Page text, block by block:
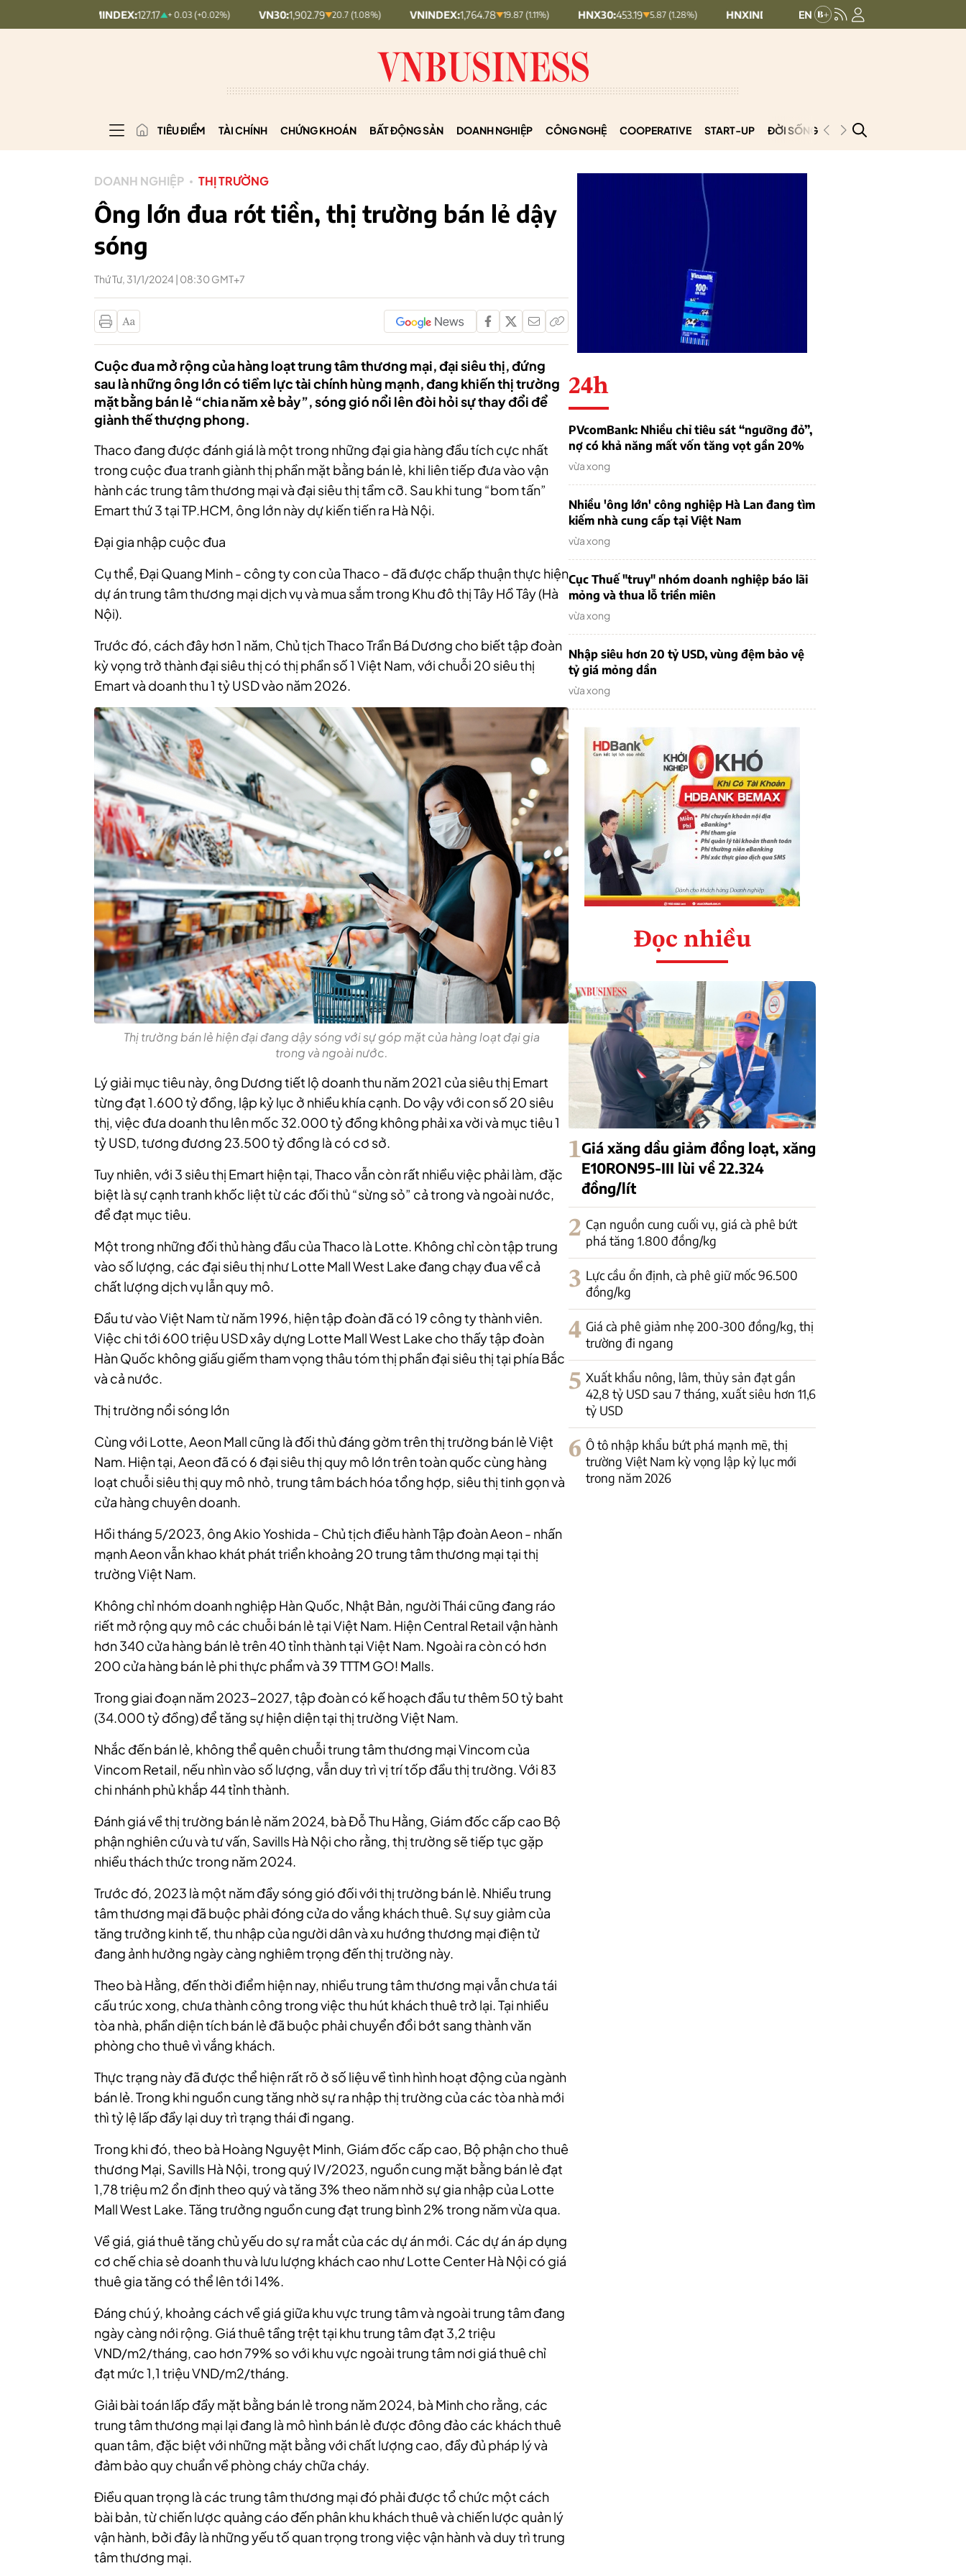
127.17 + 0.03 (+0.02%) VN30: 1,902.79 20.7 (1.08%) VNINDEX: 1,764.78 19.87 (1.11%) HNX30: 453.19 5.87 (1.28%) HNXINDEX:292.64 8.56 (2.84%) UPCOMINDEX:
TIÊU ĐIỂM TÀI CHÍNH CHỨNG KHOÁN BẤT ĐỘNG SẢN DOANH NGHIỆP CÔNG NGHỆ COOPERATIVE START-UP ĐỜI SỐNG PODCAST
DOANH NGHIỆP THỊ TRƯỜNG
Ông lớn đua rót tiền, thị trường bán lẻ dậy
sóng
Thứ Tư, 31/1/2024 | 08:30 GMT+7
Cuộc đua mở rộng của hàng loạt trung tâm thương mại, đại siêu thị, đứng
sau là những ông lớn có tiềm lực tài chính hùng mạnh, đang khiến thị trường
mặt bằng bán lẻ “chia năm xẻ bảy”, sóng gió nổi lên đòi hỏi sự thay đổi để
giành thế thượng phong.
Thaco đang được đánh giá là một trong những đại gia hàng đầu tích cực nhất
trong cuộc đua tranh giành thị phần mặt bằng bán lẻ, khi liên tiếp đưa vào vận
hành các trung tâm thương mại và đại siêu thị tầm cỡ. Sau khi tung “bom tấn”
Emart thứ 3 tại TP.HCM, ông lớn này dự kiến tiến ra Hà Nội.
Đại gia nhập cuộc đua
Cụ thể, Đại Quang Minh - công ty con của Thaco - đã được chấp thuận thực hiện
dự án trung tâm thương mại dịch vụ và mua sắm trong Khu đô thị Tây Hồ Tây (Hà
Nội).
Trước đó, cách đây hơn 1 năm, Chủ tịch Thaco Trần Bá Dương cho biết tập đoàn
kỳ vọng trở thành đại siêu thị có thị phần số 1 Việt Nam, với chuỗi 20 siêu thị
Emart và doanh thu 1 tỷ USDvào năm 2026.
Thị trường bán lẻ hiện đại đang dậy sóng với sự góp mặt của hàng loạt đại gia
trong và ngoài nước.
Lý giải mục tiêu này, ông Dương tiết lộ doanh thu năm 2021 của siêu thị Emart
từng đạt1.600 tỷ đồng, lập kỷ lục ở nhiều khía cạnh. Do vậy với con số 20 siêu
thị, việc đưa doanh thu lên mốc 32.000 tỷ đồng không phải xa vời và mục tiêu1
tỷ USD, tương đương 23.500 tỷ đồng là có cơ sở.
Tuy nhiên, với 3 siêu thị Emart hiện tại, Thaco vẫn còn rất nhiều việc phải làm, đặc
biệt là sự cạnh tranh khốc liệt từ các đối thủ “sừng sỏ” cả trong và ngoài nước,
để đạt mục tiêu.
Một trong những đối thủ hàng đầu của Thaco là Lotte. Không chỉ còn tập trung
vào số lượng, các đại siêu thị như Lotte Mall West Lake đang chạy đua về cả
chất lượng dịch vụ lẫn quy mô.
Đầu tư vào Việt Nam từ năm 1996, hiện tập đoàn đã có 19 công ty thành viên.
Việc chi tới 600 triệu USDxây dựng Lotte Mall West Lake cho thấy tập đoàn
Hàn Quốc không giấu giếm tham vọng thâu tóm thị phần đại siêu thị tại phía Bắc
và cả nước.
Thị trường nổi sóng lớn
Cùng với Lotte, Aeon Mall cũng là đối thủ đáng gờm trên thị trường bán lẻ Việt
Nam. Hiện tại, Aeon đã có 6 đại siêu thị quy mô lớn trên toàn quốc cùng hàng
loạt chuỗi siêu thị quy mô nhỏ, trung tâm bách hóa tổng hợp, siêu thị tinh gọn và
cửa hàng chuyên doanh.
Hồi tháng 5/2023, ông Akio Yoshida - Chủ tịch điều hành Tập đoàn Aeon - nhấn
mạnh Aeon vẫn khao khát phát triển khoảng 20 trung tâm thương mại tại thị
trường Việt Nam.
Không chỉ nhóm doanh nghiệp Hàn Quốc, Nhật Bản, người Thái cũng đang ráo
riết mở rộng quy mô các chuỗi bán lẻ tại Việt Nam. Hiện Central Retail vận hành
hơn 340 cửa hàng bán lẻ trên 40 tỉnh thành tại Việt Nam. Ngoài ra còn có hơn
200 cửa hàng bán lẻ phi thực phẩm và 39 TTTM GO! Malls.
Trong giai đoạn năm 2023-2027, tập đoàn có kế hoạch đầu tư thêm 50 tỷ baht
(34.000 tỷ đồng) để tăng sự hiện diện tại thị trường Việt Nam.
Nhắc đến bán lẻ, không thể quên chuỗi trung tâm thương mại Vincom của
Vincom Retail, nếu nhìn vào số lượng, vẫn duy trì vị trí tốp đầu thị trường. Với 83
chi nhánh phủ khắp 44 tỉnh thành.
Đánh giá về thị trường bán lẻ năm 2024, bà Đỗ Thu Hằng, Giám đốc cấp cao Bộ
phận nghiên cứu và tư vấn, Savills Hà Nội cho rằng, thị trường sẽ tiếp tục gặp
nhiều thách thức trong năm 2024.
Trước đó, 2023 là một năm đầy sóng gió đối với thị trường bán lẻ. Nhiều trung
tâm thương mại đã buộc phải đóng cửa do vắng khách thuê. Sự suy giảm của
tăng trưởng kinh tế, thu nhập của người dân và xu hướng thương mại điện tử
đang ảnh hưởng ngày càng nghiêm trọng đến thị trường này.
Theo bà Hằng, đến thời điểm hiện nay, nhiều trung tâm thương mại vẫn chưa tái
cấu trúc xong, chưa thành công trong việc thu hút khách thuê trở lại. Tại nhiều
tòa nhà, phần diện tích bán lẻ đã buộc phải chuyển đổi bớt sang thành văn
phòng cho thuê vì vắng khách.
Thực trạng này đã được thể hiện rất rõ ở số liệu về tình hình hoạt động của ngành
bán lẻ. Trong khi nguồn cung tăng nhờ sự ra nhập thị trường của các tòa nhà mới
thì tỷ lệ lấp đầy lại duy trì trạng thái đi ngang.
Trong khi đó, theo bà Hoàng Nguyệt Minh, Giám đốc cấp cao, Bộ phận cho thuê
thương Mại, Savills Hà Nội, trong quý IV/2023, nguồn cung mặt bằng bán lẻ đạt
1,78 triệu m2 ổn định theo quý và tăng 3% theo năm nhờ sự gia nhập của Lotte
Mall West Lake. Tăng trưởng nguồn cung đạt trung bình 2% trong năm vừa qua.
Về giá, giá thuê tăng chủ yếu do sự ra mắt của các dự án mới. Các dự án áp dụng
cơ chế chia sẻ doanh thu và lưu lượng khách cao như Lotte Center Hà Nội có giá
thuê gia tăng có thể lên tới 14%.
Đáng chú ý, khoảng cách về giá giữa khu vực trung tâm và ngoài trung tâm đang
ngày càng nới rộng. Giá thuê tầng trệt tại khu trung tâm đạt 3,2 triệu
VND/m2/tháng, cao hơn 79% so với khu vực ngoài trung tâm nơi giá thuê chỉ
đạt mức 1,1 triệu VND/m2/tháng.
Giải bài toán lấp đầy mặt bằng bán lẻ trong năm 2024, bà Minh cho rằng, các
trung tâm thương mại lại đang là mô hình bán lẻ được đông đảo các khách thuê
quan tâm, đặc biệt với những mặt bằng với chất lượng cao, đầy đủ pháp lý và
đảm bảo quy chuẩn về phòng cháy chữa cháy.
Điều quan trọng là các trung tâm thương mại đó phải được tổ chức một cách
bài bản, từ chiến lược quảng cáo đến phân khu khách thuê và chiến lược quản lý
vận hành, bởi đây là những yếu tố quan trọng trong việc vận hành và duy trì trung
tâm thương mại.
24h
PVcomBank: Nhiều chỉ tiêu sát “ngưỡng đỏ”,
nợ có khả năng mất vốn tăng vọt gần 20%
vừa xong
Nhiều 'ông lớn' công nghiệp Hà Lan đang tìm
kiếm nhà cung cấp tại Việt Nam
vừa xong
Cục Thuế "truy" nhóm doanh nghiệp báo lãi
mỏng và thua lỗ triền miên
vừa xong
Nhập siêu hơn 20 tỷ USD, vùng đệm bảo vệ
tỷ giá mỏng dần
vừa xong
Đọc nhiều
1Giá xăng dầu giảm đồng loạt, xăng
E10RON95-III lùi về 22.324
đồng/lít
2 Cạn nguồn cung cuối vụ, giá cà phê bứt
phá tăng 1.800 đồng/kg
3 Lực cầu ổn định, cà phê giữ mốc 96.500
đồng/kg
4 Giá cà phê giảm nhẹ 200-300 đồng/kg, thị
trường đi ngang
5 Xuất khẩu nông, lâm, thủy sản đạt gần
42,8 tỷ USD sau 7 tháng, xuất siêu hơn 11,6
tỷ USD
6 Ô tô nhập khẩu bứt phá mạnh mẽ, thị
trường Việt Nam kỳ vọng lập kỷ lục mới
trong năm 2026